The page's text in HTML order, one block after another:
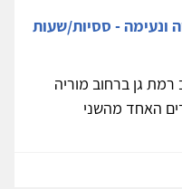
ונעימה - ססיות/שעות
2 חדרים בלב רמת גן ברחוב מוריה
המופרדים האחד מהשני